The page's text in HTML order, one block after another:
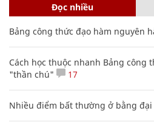
Đọc nhiều
Bảng công thức đạo hàm nguyên
Cách học thuộc nhanh Bảng công
"thần chú"
17
Nhiều điểm bất thường ở bằng đại